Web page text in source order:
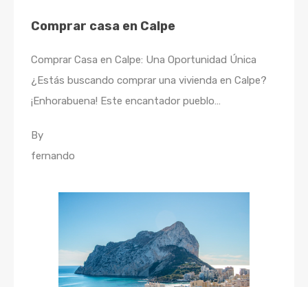
Comprar casa en Calpe
Comprar Casa en Calpe: Una Oportunidad Única
¿Estás buscando comprar una vivienda en Calpe?
¡Enhorabuena! Este encantador pueblo…
By
fernando